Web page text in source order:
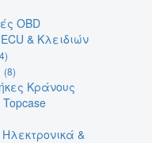
OBD
& Κλειδιών
(8)
Κράνους
Ηλεκτρονικά &